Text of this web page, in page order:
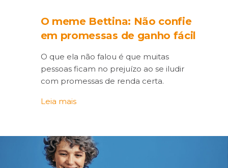
O meme Bettina: Não confie
em promessas de ganho fácil
O que ela não falou é que muitas
pessoas ficam no prejuízo ao se iludir
com promessas de renda certa.
Leia mais